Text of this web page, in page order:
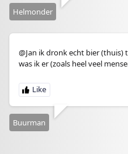
Helmonder
@Jan ik dronk echt bier (thuis)
was ik er (zoals heel veel
Buurman